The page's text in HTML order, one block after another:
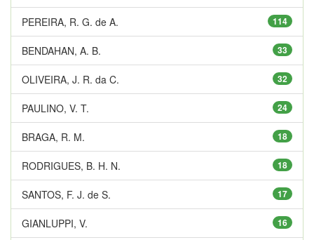
114
PEREIRA, R. G. de A.
33
BENDAHAN, A. B.
32
OLIVEIRA, J. R. da C.
24
PAULINO, V. T.
18
BRAGA, R. M.
18
RODRIGUES, B. H. N.
17
SANTOS, F. J. de S.
16
GIANLUPPI, V.